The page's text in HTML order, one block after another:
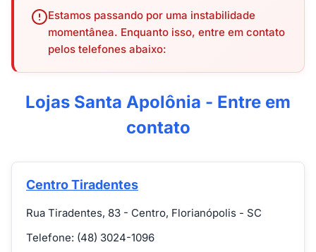
Estamos passando por uma instabilidade
momentânea. Enquanto isso, entre em contato
pelos telefones abaixo:
Lojas Santa Apolônia - Entre em
contato
Centro Tiradentes
Rua Tiradentes, 83 - Centro, Florianópolis - SC
Telefone: (48) 3024-1096